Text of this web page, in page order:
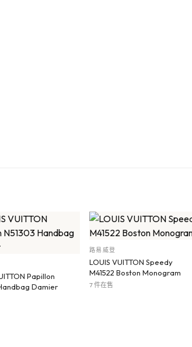
Papillon
Damier
路易威登
LOUIS VUITTON Speedy
M41522 Boston Monogram
7 件在售